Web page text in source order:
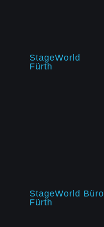
StageWorld
Fürth
StageWorld Büro
Fürth